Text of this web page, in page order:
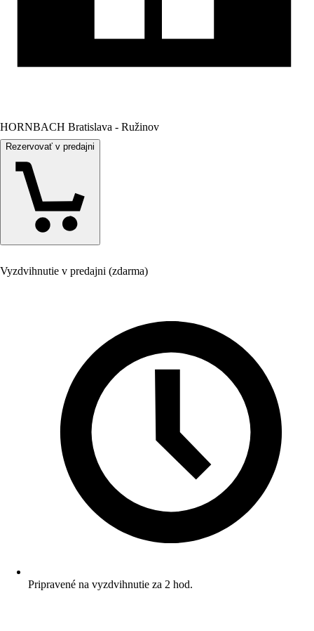
HORNBACH Bratislava - Ružinov
Rezervovať v predajni
Vyzdvihnutie v predajni (zdarma)
Pripravené na vyzdvihnutie za 2 hod.